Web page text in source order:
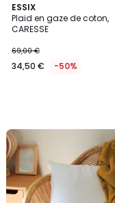
ESSIX
Plaid en gaze de coton,
CARESSE
69,00 €
34,50 € -50%